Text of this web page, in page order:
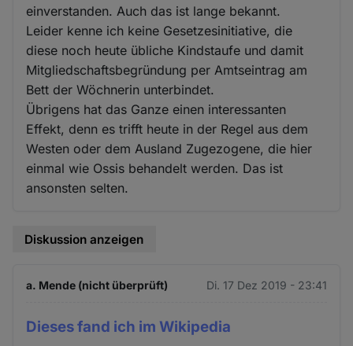
einverstanden. Auch das ist lange bekannt.
Leider kenne ich keine Gesetzesinitiative, die
diese noch heute übliche Kindstaufe und damit
Mitgliedschaftsbegründung per Amtseintrag am
Bett der Wöchnerin unterbindet.
Übrigens hat das Ganze einen interessanten
Effekt, denn es trifft heute in der Regel aus dem
Westen oder dem Ausland Zugezogene, die hier
einmal wie Ossis behandelt werden. Das ist
ansonsten selten.
Diskussion anzeigen
a. Mende (nicht überprüft) Di. 17 Dez 2019 - 23:41
Dieses fand ich im Wikipedia